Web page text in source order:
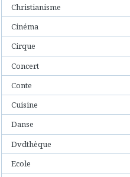
Christianisme
Cinéma
Cirque
Concert
Conte
Cuisine
Danse
Dvdthèque
Ecole